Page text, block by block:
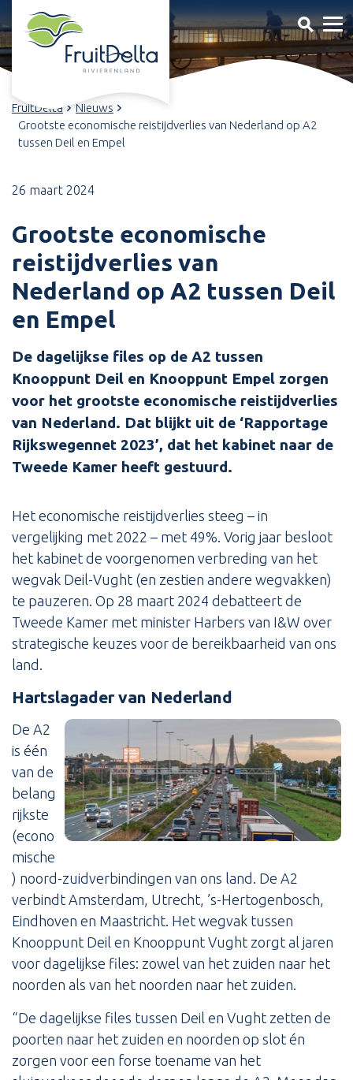
FruitDelta
Nieuws
Grootste economische reistijdverlies van Nederland op A2
tussen Deil en Empel
26 maart 2024
Grootste economische
reistijdverlies van
Nederland op A2 tussen Deil
en Empel
De dagelijkse files op de A2 tussen
Knooppunt Deil en Knooppunt Empel zorgen
voor het grootste economische reistijdverlies
van Nederland. Dat blijkt uit de ‘Rapportage
Rijkswegennet 2023’, dat het kabinet naar de
Tweede Kamer heeft gestuurd.
Het economische reistijdverlies steeg – in
vergelijking met 2022 – met 49%. Vorig jaar besloot
het kabinet de voorgenomen verbreding van het
wegvak Deil-Vught (en zestien andere wegvakken)
te pauzeren. Op 28 maart 2024 debatteert de
Tweede Kamer met minister Harbers van I&W over
strategische keuzes voor de bereikbaarheid van ons
land.
Hartslagader van Nederland
De A2
is één
van de
belang
rijkste
(econo
mische
) noord-zuidverbindingen van ons land. De A2
verbindt Amsterdam, Utrecht, ’s-Hertogenbosch,
Eindhoven en Maastricht. Het wegvak tussen
Knooppunt Deil en Knooppunt Vught zorgt al jaren
voor dagelijkse files: zowel van het zuiden naar het
noorden als van het noorden naar het zuiden.
“De dagelijkse files tussen Deil en Vught zetten de
poorten naar het zuiden en noorden op slot én
zorgen voor een forse toename van het